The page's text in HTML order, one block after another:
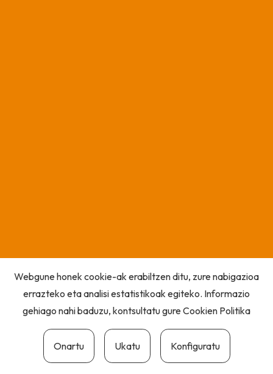
Webgune honek cookie-ak erabiltzen ditu, zure nabigazioa
errazteko eta analisi estatistikoak egiteko. Informazio
gehiago nahi baduzu, kontsultatu gureCookien Politika
Onartu Ukatu Konfiguratu